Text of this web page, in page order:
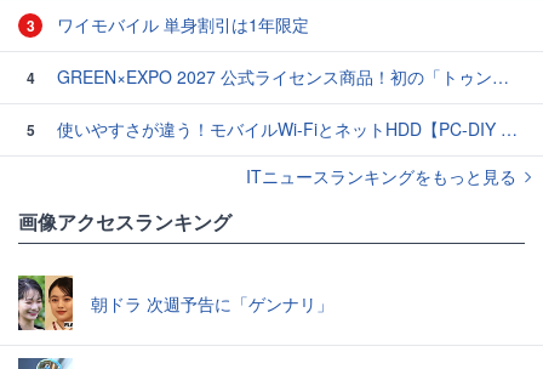
3 ワイモバイル 単身割引は1年限定
4 GREEN×EXPO 2027 公式ライセンス商品！初の「トゥンクトゥンク」公式LINEスタンプ、販売開始
5
使いやすさが違う！モバイルWi-FiとネットHDD【PC-DIY 秋の陣】
ITニュースランキングをもっと見る
画像アクセスランキング
朝ドラ 次週予告に「ゲンナリ」